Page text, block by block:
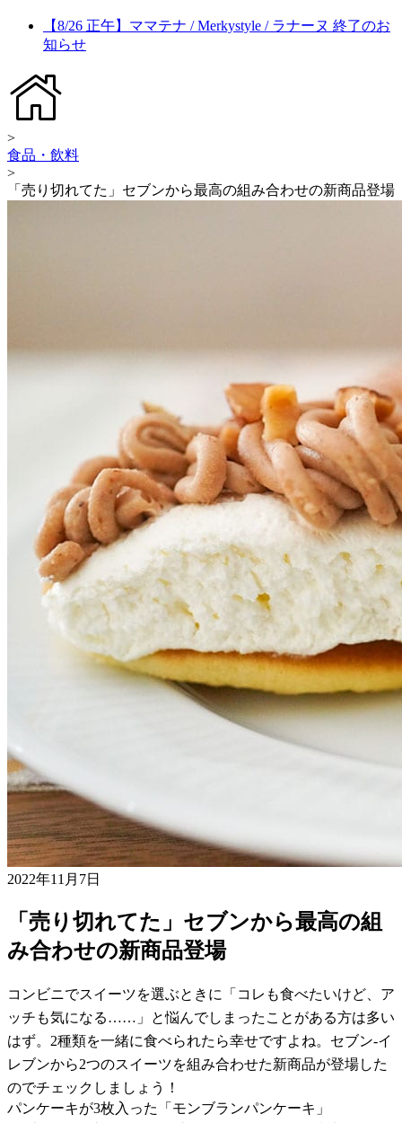
【8/26 正午】ママテナ / Merkystyle / ラナーヌ 終了のお
知らせ
>
食品・飲料
>
「売り切れてた」セブンから最高の組み合わせの新商品登場
2022年11月7日
「売り切れてた」セブンから最高の組
み合わせの新商品登場
コンビニでスイーツを選ぶときに「コレも食べたいけど、ア
ッチも気になる……」と悩んでしまったことがある方は多い
はず。2種類を一緒に食べられたら幸せですよね。セブン-イ
レブンから2つのスイーツを組み合わせた新商品が登場した
のでチェックしましょう！
パンケーキが3枚入った「モンブランパンケーキ」